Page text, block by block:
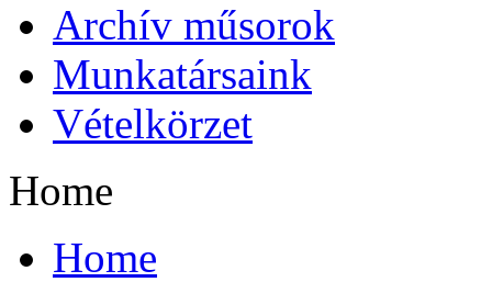
Archív műsorok
Munkatársaink
Vételkörzet
Home
Home